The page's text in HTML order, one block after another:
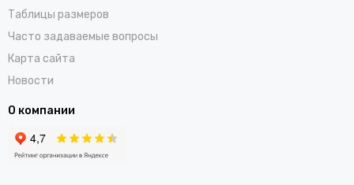
Таблицы размеров
Часто задаваемые вопросы
Карта сайта
Новости
О компании